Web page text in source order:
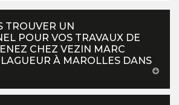
TROUVER UN
POUR VOS TRAVAUX DE
CHEZ VEZIN MARC
À MAROLLES DANS